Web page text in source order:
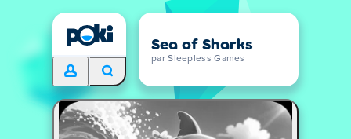
Sea of Sharks
par Sleepless Games